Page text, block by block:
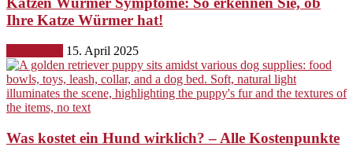
Ihre Katze Würmer hat!
15. April 2025
Was kostet ein Hund wirklich? – Alle Kostenpunkte